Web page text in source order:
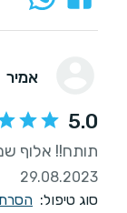
אמיר
5.0
תותח!! אלוף
29.08.2023
סוג טיפול: הסרת